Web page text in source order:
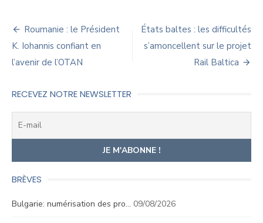
Navigation
de
l’article
Roumanie : le Président
K. Iohannis confiant en
l’avenir de l’OTAN
États baltes : les difficultés
s’amoncellent sur le projet
Rail Baltica
RECEVEZ NOTRE NEWSLETTER
BRÈVES
Bulgarie: numérisation des pro… 09/08/2026